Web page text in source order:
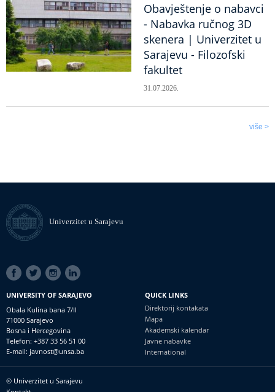
Obavještenje o nabavci
- Nabavka ručnog 3D
skenera | Univerzitet u
Sarajevu - Filozofski
fakultet
31.07.2026.
više >
Univerzitet u Sarajevu
SOCIAL
LINKS
UNIVERSITY OF SARAJEVO
Obala Kulina bana 7/II
71000 Sarajevo
Bosna i Hercegovina
Telefon: +387 33 56 51 00
E-mail: javnost@unsa.ba
QUICK LINKS
Direktorij kontakata
Mapa
Akademski kalendar
Javne nabavke
International
Footer
© Univerzitet u Sarajevu